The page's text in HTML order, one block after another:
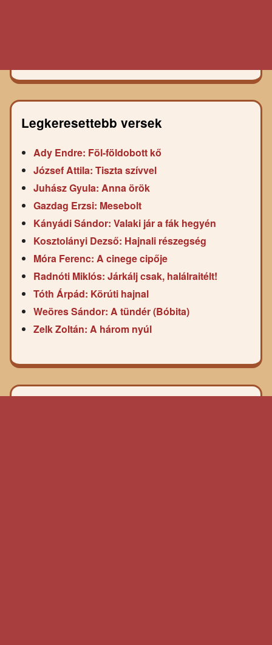
Legkeresettebb versek
Ady Endre: Föl-földobott kő
József Attila: Tiszta szívvel
Juhász Gyula: Anna örök
Gazdag Erzsi: Mesebolt
Kányádi Sándor: Valaki jár a fák hegyén
Kosztolányi Dezső: Hajnali részegség
Móra Ferenc: A cinege cipője
Radnóti Miklós: Járkálj csak, halálraitélt!
Tóth Árpád: Körúti hajnal
Weöres Sándor: A tündér (Bóbita)
Zelk Zoltán: A három nyúl